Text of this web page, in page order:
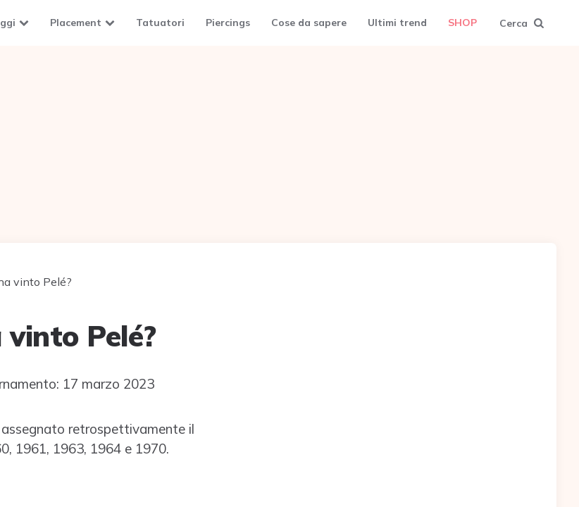
Placement Tatuatori Piercings Cose da sapere Ultimi trend SHOP Cerca
vinto Pelé?
Pelé?
17 marzo 2023
retrospettivamente il
1961, 1963, 1964 e 1970.